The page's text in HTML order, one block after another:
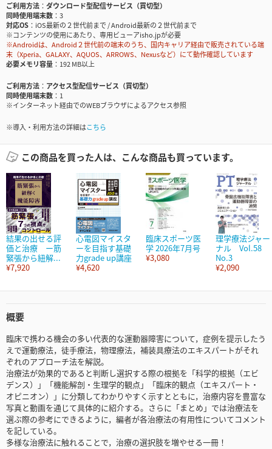
ご利用方法
ダウンロード型配信サービス（買切型）
同時使用端末数
3
対応OS
iOS最新の２世代前まで / Android最新の２世代前まで
※コンテンツの使用にあたり、専用ビューアisho.jpが必要
※Androidは、Android２世代前の端末のうち、国内キャリア経由で販売されている端
末（Xperia、GALAXY、AQUOS、ARROWS、Nexusなど）にて動作確認しています
必要メモリ容量
192 MB以上
ご利用方法
アクセス型配信サービス（買切型）
同時使用端末数
1
※インターネット経由でのWEBブラウザによるアクセス参照
※導入・利用方法の詳細はこちら
この商品を買った人は、こんな商品も買っています。
結果の出せる評
価と治療 ー筋
緊張から紐解...
¥7,920
心電図マイスタ
ーを目指す基礎
力grade up講座
¥4,620
臨床スポーツ医
学 2026年7月号
¥3,080
理学療法ジャー
ナル Vol.58
No.3
¥2,090
概要
臨床で携わる機会の多い代表的な運動器障害について，症例を提示したう
えで運動療法，徒手療法，物理療法，補装具療法のエキスパートがそれ
ぞれのアプローチ法を解説。
治療法が効果的であると判断し選択する際の根拠を「科学的根拠（エビ
デンス）」「機能解剖・生理学的観点」「臨床的観点（エキスパート・
オピニオン）」に分類してわかりやすく示すとともに，治療内容を豊富な
写真と動画を通じて具体的に紹介する。さらに「まとめ」では治療法を
選ぶ際の参考にできるように，編者が各治療法の有用性についてコメント
を記している。
多様な治療法に触れることで，治療の選択肢を増やせる一冊！